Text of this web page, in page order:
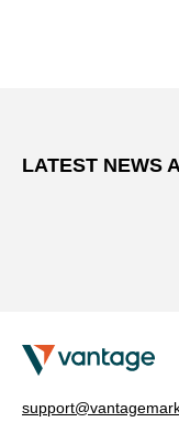
LATEST NEWS